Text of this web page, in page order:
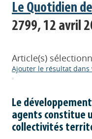
Le Quotidien
2799, 12 avril
Article(s)
Ajouter le résultat
Le
agents constitue
collectivités